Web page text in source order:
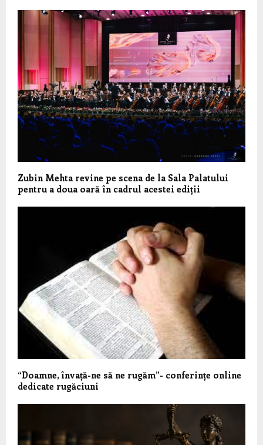
Zubin Mehta revine pe scena de la Sala Palatului
pentru a doua oară în cadrul acestei ediții
“Doamne, învață-ne să ne rugăm”- conferințe online
dedicate rugăciuni